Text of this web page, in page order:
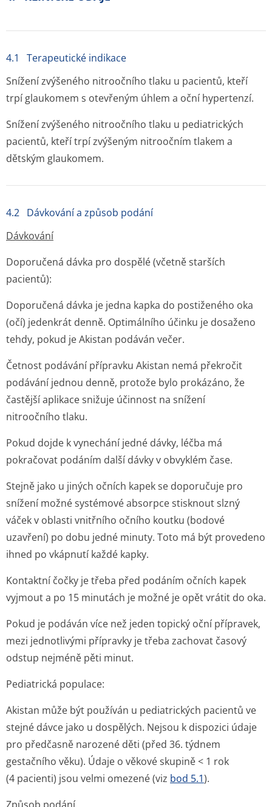
4.1 Terapeutické indikace
Snížení zvýšeného nitroočního tlaku u pacientů, kteří
trpí glaukomem s otevřeným úhlem a oční hypertenzí.
Snížení zvýšeného nitroočního tlaku u pediatrických
pacientů, kteří trpí zvýšeným nitroočním tlakem a
dětským glaukomem.
4.2 Dávkování a způsob podání
Dávkování
Doporučená dávka pro dospělé (včetně starších
pacientů):
Doporučená dávka je jedna kapka do postiženého oka
(očí) jedenkrát denně. Optimálního účinku je dosaženo
tehdy, pokud je Akistan podáván večer.
Četnost podávání přípravku Akistan nemá překročit
podávání jednou denně, protože bylo prokázáno, že
častější aplikace snižuje účinnost na snížení
nitroočního tlaku.
Pokud dojde k vynechání jedné dávky, léčba má
pokračovat podáním další dávky v obvyklém čase.
Stejně jako u jiných očních kapek se doporučuje pro
snížení možné systémové absorpce stisknout slzný
váček v oblasti vnitřního očního koutku (bodové
uzavření) po dobu jedné minuty. Toto má být provedeno
ihned po vkápnutí každé kapky.
Kontaktní čočky je třeba před podáním očních kapek
vyjmout a po 15 minutách je možné je opět vrátit do oka.
Pokud je podáván více než jeden topický oční přípravek,
mezi jednotlivými přípravky je třeba zachovat časový
odstup nejméně pěti minut.
Pediatrická populace:
Akistan může být používán u pediatrických pacientů ve
stejné dávce jako u dospělých. Nejsou k dispozici údaje
pro předčasně narozené děti (před 36. týdnem
gestačního věku). Údaje o věkové skupině < 1 rok
(4 pacienti) jsou velmi omezené (viz bod 5.1).